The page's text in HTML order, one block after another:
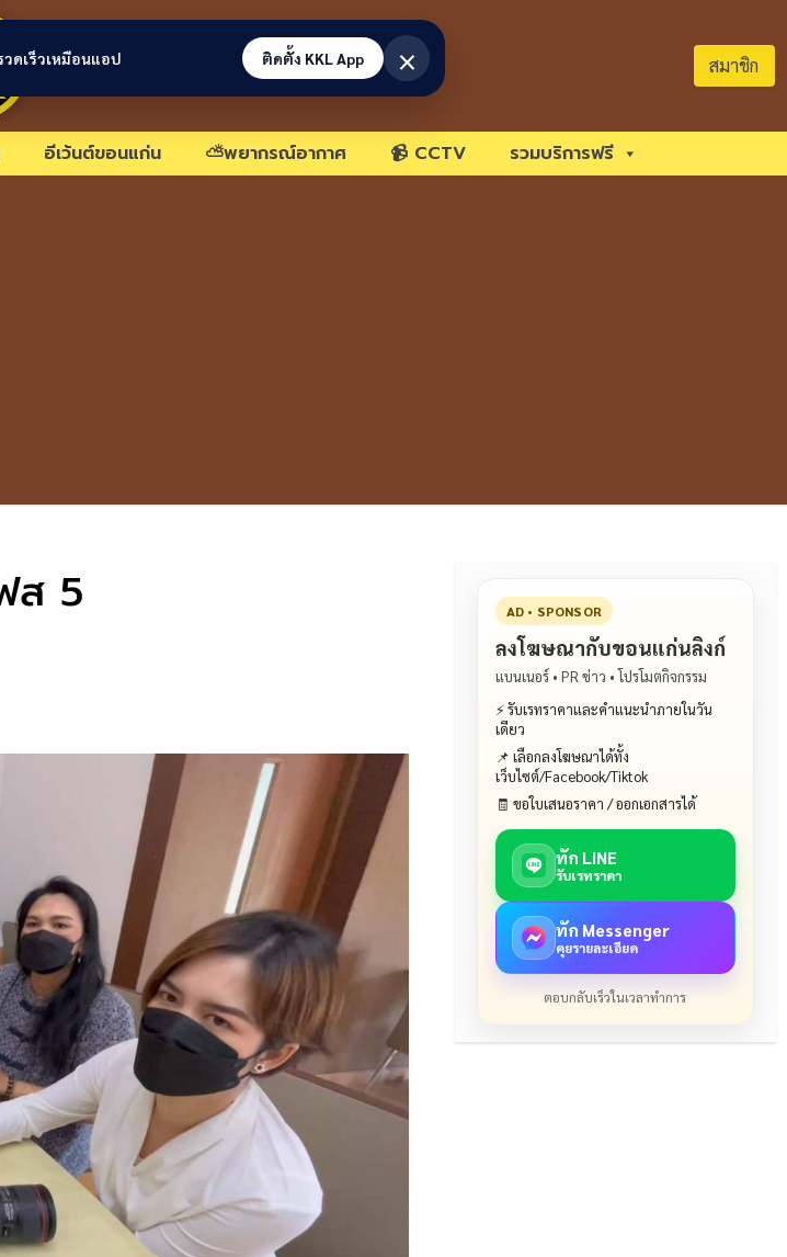
ขอนแก่นลิงก์ สมาชิก
อีเว้นต์ขอนแก่น ⛅พยากรณ์อากาศ 📹 CCTV รวมบริการฟรี
ส 5 AD • SPONSOR
ลงโฆษณากับขอนแก่นลิงก์
แบนเนอร์ • PR ข่าว • โปรโมตกิจกรรม
⚡ รับเรทราคาและคำแนะนำภายในวัน
เดียว
📌 เลือกลงโฆษณาได้ทั้ง
เว็บไซต์/Facebook/Tiktok
🧾 ขอใบเสนอราคา / ออกเอกสารได้
ทัก LINE
รับเรทราคา
ทัก Messenger
คุยรายละเอียด
ตอบกลับเร็วในเวลาทำการ
วดเร็วเหมือนแอป ติดตั้ง KKL App ×